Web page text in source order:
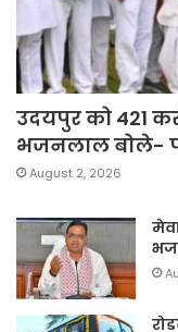
उदयपुर को 421
भजनलाल बोले-
August 2, 2026